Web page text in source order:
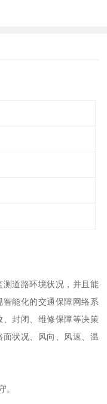
道路环境状况，并且能
能化的交通保障网络系
封闭、维修保障等决策
状况、风向、风速、温
。